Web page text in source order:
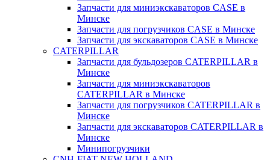
Запчасти для миниэкскаваторов CASE в
Минске
Запчасти для погрузчиков CASE в Минске
Запчасти для экскаваторов CASE в Минске
CATERPILLAR
Запчасти для бульдозеров CATERPILLAR в
Минске
Запчасти для миниэкскаваторов
CATERPILLAR в Минске
Запчасти для погрузчиков CATERPILLAR в
Минске
Запчасти для экскаваторов CATERPILLAR в
Минскe
Минипогрузчики